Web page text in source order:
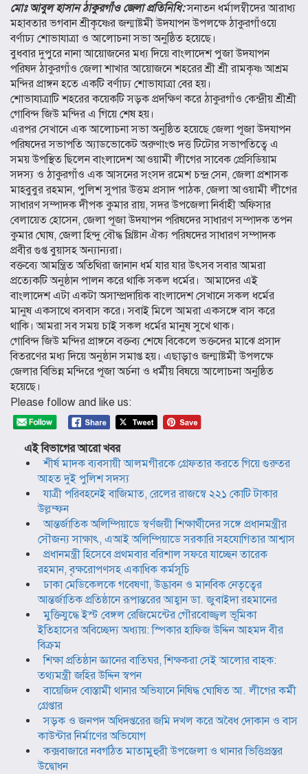
মোঃ আবুল হাসান ঠাকুরগাঁও জেলা প্রতিনিধি:সনাতন ধর্মালম্বীদের আরাধ্য
মহাবতার ভগবান শ্রীকৃষ্ণের জন্মাষ্টমী উদযাপন উপলক্ষে ঠাকুরগাঁওয়ে
বর্ণাঢ্য শোভাযাত্রা ও আলোচনা সভা অনুষ্ঠিত হয়েছে।
বুধবার দুপুরে নানা আয়োজনের মধ্য দিয়ে বাংলাদেশ পুজা উদযাপন
পরিষদ ঠাকুরগাঁও জেলা শাখার আয়োজনে শহরের শ্রী শ্রী রামকৃষ্ণ আশ্রম
মন্দির প্রাঙ্গন হতে একটি বর্ণাঢ্য শোভাযাত্রা বের হয়।
শোভাযাত্রাটি শহরের কয়েকটি সড়ক প্রদক্ষিণ করে ঠাকুরগাঁও কেন্দ্রীয় শ্রীশ্রী
গোবিন্দ জিউ মন্দির এ গিয়ে শেষ হয়।
এরপর সেখানে এক আলোচনা সভা অনুষ্ঠিত হয়েছে জেলা পূজা উদযাপন
পরিষদের সভাপতি অ্যাডভোকেট অরুণাংশু দত্ত টিটোর সভাপতিত্বে এ
সময় উপস্থিত ছিলেন বাংলাদেশ আওয়ামী লীগের সাবেক প্রেসিডিয়াম
সদস্য ও ঠাকুরগাঁও এক আসনের সংসদ রমেশ চন্দ্র সেন, জেলা প্রশাসক
মাহবুবুর রহমান, পুলিশ সুপার উত্তম প্রসাদ পাঠক, জেলা আওয়ামী লীগের
সাধারণ সম্পাদক দীপক কুমার রায়, সদর উপজেলা নির্বাহী অফিসার
বেলায়েত হোসেন, জেলা পূজা উদযাপন পরিষদের সাধারণ সম্পাদক তপন
কুমার ঘোষ, জেলা হিন্দু বৌদ্ধ খ্রিষ্টান ঐক্য পরিষদের সাধারণ সম্পাদক
প্রবীর গুপ্ত বুয়াসহ অন্যান্যরা।
বক্তব্যে আমন্ত্রিত অতিথিরা জানান ধর্ম যার যার উৎসব সবার আমরা
প্রত্যেকটি অনুষ্ঠান পালন করে থাকি সকল ধর্মের। আমাদের এই
বাংলাদেশ এটা একটা অসাম্প্রদায়িক বাংলাদেশ সেখানে সকল ধর্মের
মানুষ একসাথে বসবাস করে। সবাই মিলে আমরা একসঙ্গে বাস করে
থাকি। আমরা সব সময় চাই সকল ধর্মের মানুষ সুখে থাক।
গোবিন্দ জিউ মন্দির প্রাঙ্গনে বক্তব্য শেষে বিকেলে ভক্তদের মাঝে প্রসাদ
বিতরণের মধ্য দিয়ে অনুষ্ঠান সমাপ্ত হয়। এছাড়াও জন্মাষ্টমী উপলক্ষে
জেলার বিভিন্ন মন্দিরে পূজা অর্চনা ও ধর্মীয় বিষয়ে আলোচনা অনুষ্ঠিত
হয়েছে।
Please follow and like us:
এই বিভাগের আরো খবর
শীর্ষ মাদক ব্যবসায়ী আলমগীরকে গ্রেফতার করতে গিয়ে গুরুতর
আহত দুই পুলিশ সদস্য
যাত্রী পরিবহনেই বাজিমাত, রেলের রাজস্বে ২২১ কোটি টাকার
উল্লম্ফন
আন্তর্জাতিক অলিম্পিয়াডে স্বর্ণজয়ী শিক্ষার্থীদের সঙ্গে প্রধানমন্ত্রীর
সৌজন্য সাক্ষাৎ, এআই অলিম্পিয়াডে সরকারি সহযোগিতার আশ্বাস
প্রধানমন্ত্রী হিসেবে প্রথমবার বরিশাল সফরে যাচ্ছেন তারেক
রহমান, বৃক্ষরোপণসহ একাধিক কর্মসূচি
ঢাকা মেডিকেলকে গবেষণা, উদ্ভাবন ও মানবিক নেতৃত্বের
আন্তর্জাতিক প্রতিষ্ঠানে রূপান্তরের আহ্বান ডা. জুবাইদা রহমানের
মুক্তিযুদ্ধে ইস্ট বেঙ্গল রেজিমেন্টের গৌরবোজ্জ্বল ভূমিকা
ইতিহাসের অবিচ্ছেদ্য অধ্যায়: স্পিকার হাফিজ উদ্দিন আহমদ বীর
বিক্রম
শিক্ষা প্রতিষ্ঠান জ্ঞানের বাতিঘর, শিক্ষকরা সেই আলোর বাহক:
তথ্যমন্ত্রী জহির উদ্দিন স্বপন
বায়েজিদ বোস্তামী থানার অভিযানে নিষিদ্ধ ঘোষিত আ. লীগের কর্মী
গ্রেপ্তার
সড়ক ও জনপদ অধিদপ্তরের জমি দখল করে অবৈধ দোকান ও বাস
কাউন্টার নির্মাণের অভিযোগ
কক্সবাজারে নবগঠিত মাতামুহুরী উপজেলা ও থানার ভিত্তিপ্রস্তর
উদ্বোধন